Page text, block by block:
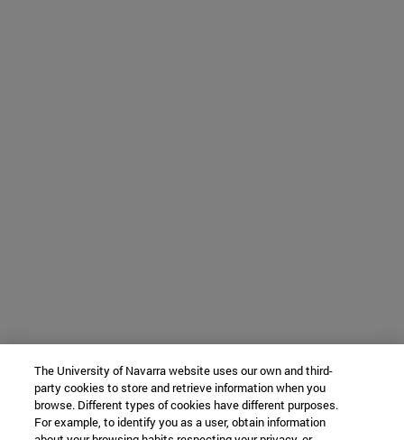
The University of Navarra website uses our own and third-
party cookies to store and retrieve information when you
browse. Different types of cookies have different purposes.
For example, to identify you as a user, obtain information